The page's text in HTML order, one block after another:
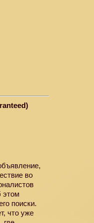
во
этом
поиски.
что уже